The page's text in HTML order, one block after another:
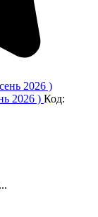
2026 ) Код: